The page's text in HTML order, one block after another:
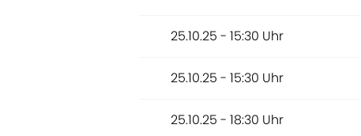
25.10.25 - 15:30 Uhr
25.10.25 - 15:30 Uhr
25.10.25 - 18:30 Uhr